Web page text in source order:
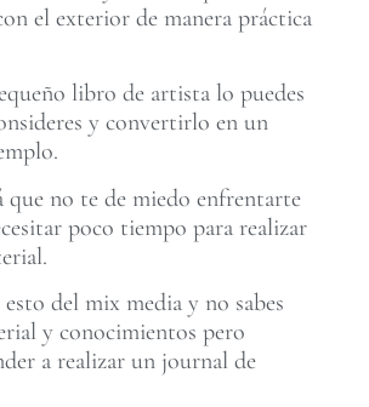
el exterior de manera práctica
libro de artista lo puedes
y convertirlo en un
que no te de miedo enfrentarte
poco tiempo para realizar
del mix media y no sabes
y conocimientos pero
a realizar un journal de